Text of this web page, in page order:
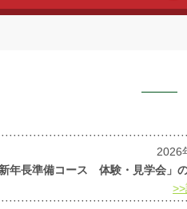
2026
年長準備コース 体験・見学会」